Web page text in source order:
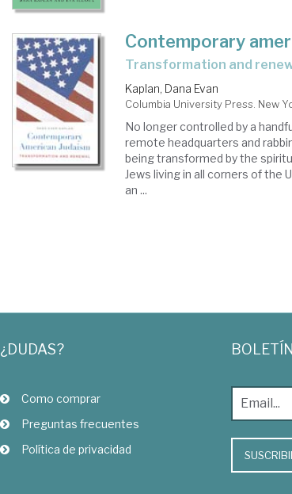
Contemporary
transformation and
Kaplan, Dana Evan
Columbia University Press. New
No longer controlled by a
remote headquarters and
being transformed by the
Jews living in all corners of the
an ...
¿DUDAS?
Como comprar
Preguntas frecuentes
Política de privacidad